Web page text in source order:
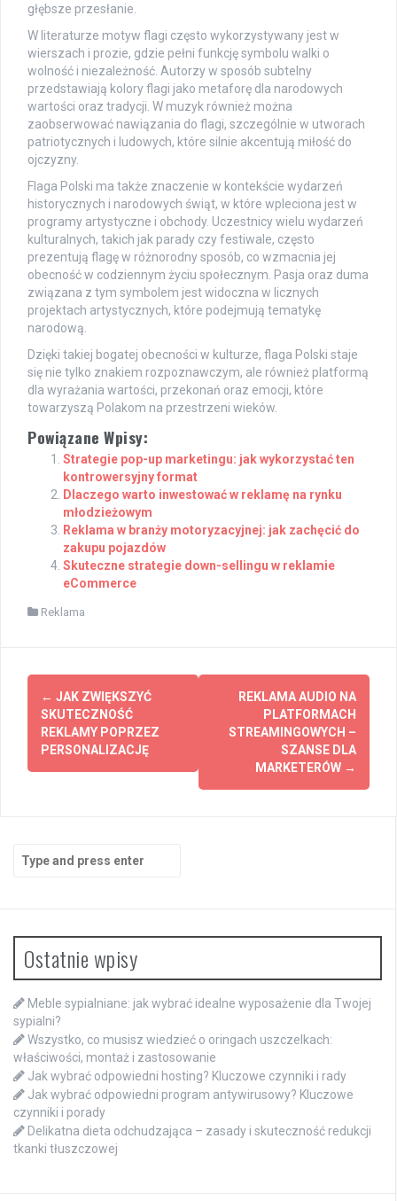
głębsze przesłanie.
W literaturze motyw flagi często wykorzystywany jest w
wierszach i prozie, gdzie pełni funkcję symbolu walki o
wolność i niezależność. Autorzy w sposób subtelny
przedstawiają kolory flagi jako metaforę dla narodowych
wartości oraz tradycji. W muzyk również można
zaobserwować nawiązania do flagi, szczególnie w utworach
patriotycznych i ludowych, które silnie akcentują miłość do
ojczyzny.
Flaga Polski ma także znaczenie w kontekście wydarzeń
historycznych i narodowych świąt, w które wpleciona jest w
programy artystyczne i obchody. Uczestnicy wielu wydarzeń
kulturalnych, takich jak parady czy festiwale, często
prezentują flagę w różnorodny sposób, co wzmacnia jej
obecność w codziennym życiu społecznym. Pasja oraz duma
związana z tym symbolem jest widoczna w licznych
projektach artystycznych, które podejmują tematykę
narodową.
Dzięki takiej bogatej obecności w kulturze, flaga Polski staje
się nie tylko znakiem rozpoznawczym, ale również platformą
dla wyrażania wartości, przekonań oraz emocji, które
towarzyszą Polakom na przestrzeni wieków.
Powiązane Wpisy:
Strategie pop-up marketingu: jak wykorzystać ten
kontrowersyjny format
Dlaczego warto inwestować w reklamę na rynku
młodzieżowym
Reklama w branży motoryzacyjnej: jak zachęcić do
zakupu pojazdów
Skuteczne strategie down-sellingu w reklamie
eCommerce
Reklama
Post
navigation
← JAK ZWIĘKSZYĆ
SKUTECZNOŚĆ
REKLAMY POPRZEZ
PERSONALIZACJĘ
REKLAMA AUDIO NA
PLATFORMACH
STREAMINGOWYCH –
SZANSE DLA
MARKETERÓW →
for:
Ostatnie wpisy
Meble sypialniane: jak wybrać idealne wyposażenie dla Twojej
sypialni?
Wszystko, co musisz wiedzieć o oringach uszczelkach:
właściwości, montaż i zastosowanie
Jak wybrać odpowiedni hosting? Kluczowe czynniki i rady
Jak wybrać odpowiedni program antywirusowy? Kluczowe
czynniki i porady
Delikatna dieta odchudzająca – zasady i skuteczność redukcji
tkanki tłuszczowej